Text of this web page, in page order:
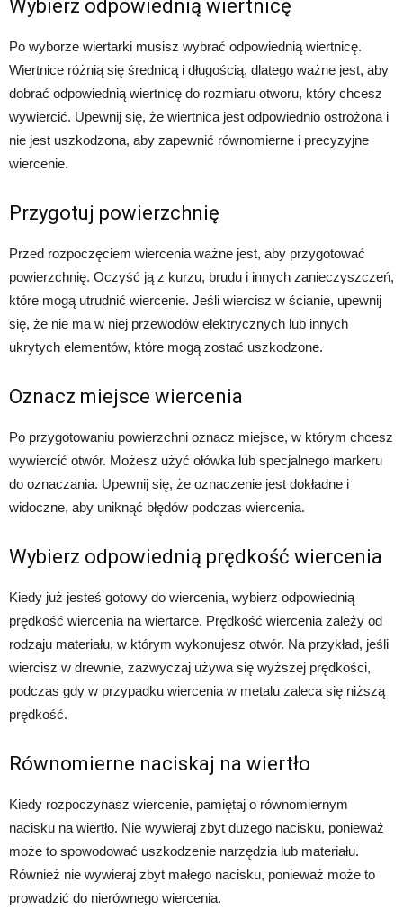
Wybierz odpowiednią wiertnicę
Po wyborze wiertarki musisz wybrać odpowiednią wiertnicę.
Wiertnice różnią się średnicą i długością, dlatego ważne jest, aby
dobrać odpowiednią wiertnicę do rozmiaru otworu, który chcesz
wywiercić. Upewnij się, że wiertnica jest odpowiednio ostrożona i
nie jest uszkodzona, aby zapewnić równomierne i precyzyjne
wiercenie.
Przygotuj powierzchnię
Przed rozpoczęciem wiercenia ważne jest, aby przygotować
powierzchnię. Oczyść ją z kurzu, brudu i innych zanieczyszczeń,
które mogą utrudnić wiercenie. Jeśli wiercisz w ścianie, upewnij
się, że nie ma w niej przewodów elektrycznych lub innych
ukrytych elementów, które mogą zostać uszkodzone.
Oznacz miejsce wiercenia
Po przygotowaniu powierzchni oznacz miejsce, w którym chcesz
wywiercić otwór. Możesz użyć ołówka lub specjalnego markeru
do oznaczania. Upewnij się, że oznaczenie jest dokładne i
widoczne, aby uniknąć błędów podczas wiercenia.
Wybierz odpowiednią prędkość wiercenia
Kiedy już jesteś gotowy do wiercenia, wybierz odpowiednią
prędkość wiercenia na wiertarce. Prędkość wiercenia zależy od
rodzaju materiału, w którym wykonujesz otwór. Na przykład, jeśli
wiercisz w drewnie, zazwyczaj używa się wyższej prędkości,
podczas gdy w przypadku wiercenia w metalu zaleca się niższą
prędkość.
Równomierne naciskaj na wiertło
Kiedy rozpoczynasz wiercenie, pamiętaj o równomiernym
nacisku na wiertło. Nie wywieraj zbyt dużego nacisku, ponieważ
może to spowodować uszkodzenie narzędzia lub materiału.
Również nie wywieraj zbyt małego nacisku, ponieważ może to
prowadzić do nierównego wiercenia.